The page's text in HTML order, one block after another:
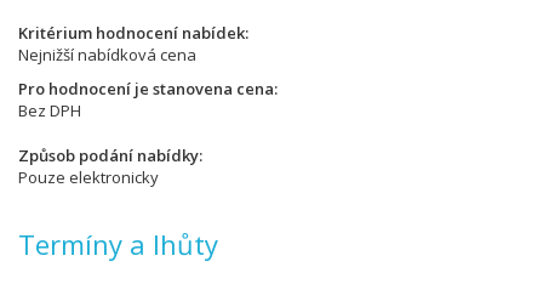
Kritérium hodnocení nabídek
Nejnižší nabídková cena
Pro hodnocení je stanovena cena
Bez DPH
Způsob podání nabídky
Pouze elektronicky
Termíny a lhůty